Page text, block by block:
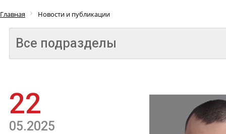
Главная Новости и публикации
22
05.2025
Все подразделы